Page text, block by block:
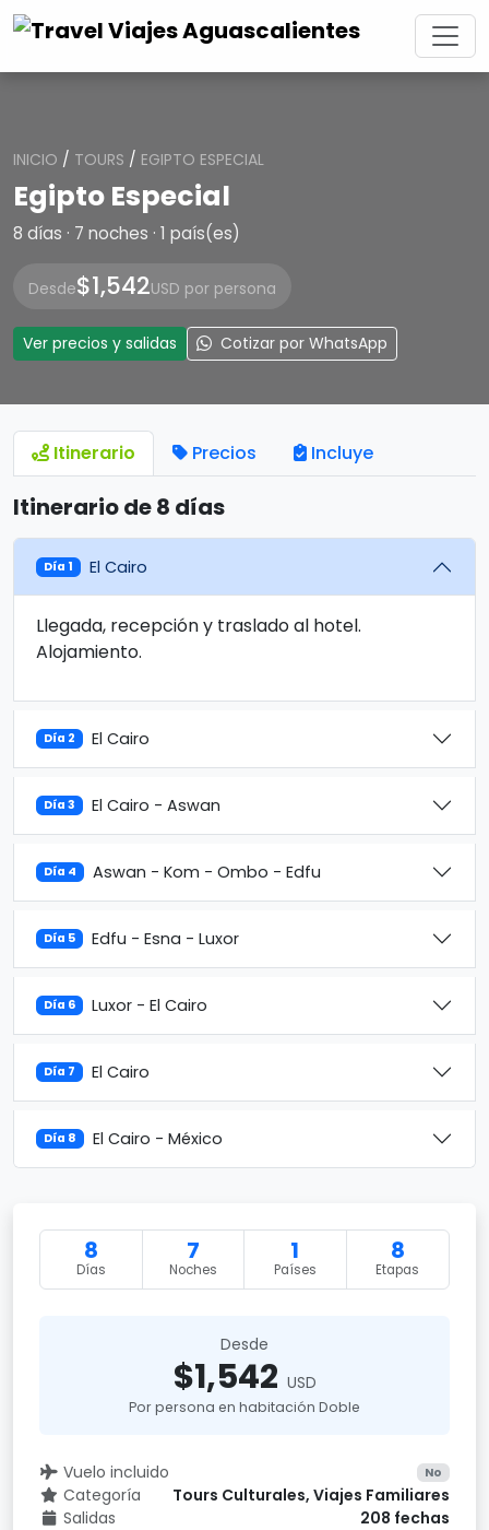
INICIO / TOURS / EGIPTO ESPECIAL
Egipto Especial
8 días · 7 noches · 1 país(es)
Desde$1,542USD por persona
Ver precios y salidas Cotizar por WhatsApp
Itinerario Precios Incluye
Itinerario de 8 días
Día 1 El Cairo
Llegada, recepción y traslado al hotel.
Alojamiento.
Día 2 El Cairo
Día 3 El Cairo - Aswan
Día 4 Aswan - Kom - Ombo - Edfu
Día 5 Edfu - Esna - Luxor
Día 6 Luxor - El Cairo
Día 7 El Cairo
Día 8 El Cairo - México
8
Días
7
Noches
1
Países
8
Etapas
Desde
$1,542 USD
Por persona en habitación Doble
Vuelo incluido No
Categoría
Tours Culturales, Viajes Familiares
Salidas
208 fechas